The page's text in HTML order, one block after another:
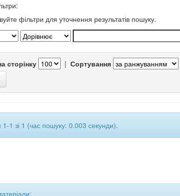
фільтри для уточнення результатів пошуку.
сторінку | Сортування
1-1 зі 1 (час пошуку: 0.003 секунди).